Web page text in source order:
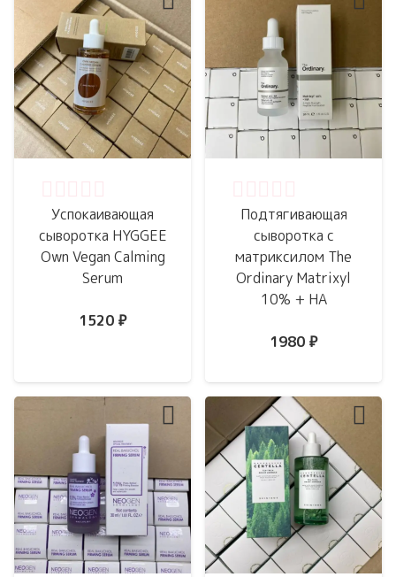
Успокаивающая
сыворотка HYGGEE
Own Vegan Calming
Serum
1520 ₽
Подтягивающая
сыворотка с
матриксилом The
Ordinary Matrixyl
10% + HA
1980 ₽